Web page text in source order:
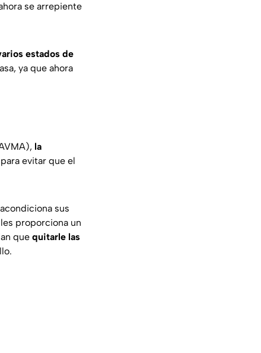
se arrepiente
estados de
ya que ahora
la
evitar que el
sus
proporciona un
que quitarle las